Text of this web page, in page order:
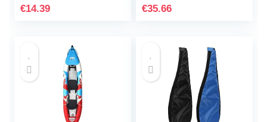
Cover Opbergtas te
€14.39
93x22x4cm
€35.66